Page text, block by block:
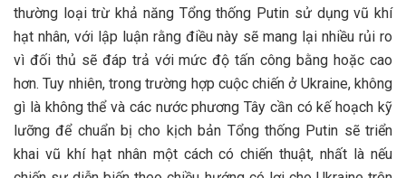
thường loại trừ khả năng Tổng thống Putin sử dụng vũ khí
hạt nhân, với lập luận rằng điều này sẽ mang lại nhiều rủi ro
vì đối thủ sẽ đáp trả với mức độ tấn công bằng hoặc cao
hơn. Tuy nhiên, trong trường hợp cuộc chiến ở Ukraine, không
gì là không thể và các nước phương Tây cần có kế hoạch kỹ
lưỡng để chuẩn bị cho kịch bản Tổng thống Putin sẽ triển
khai vũ khí hạt nhân một cách có chiến thuật, nhất là nếu